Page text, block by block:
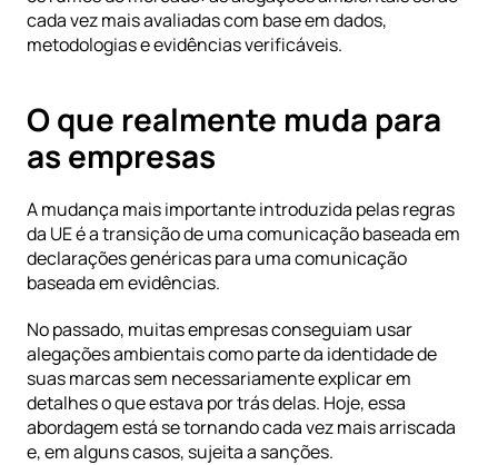
cada vez mais avaliadas com base em dados,
metodologias e evidências verificáveis.
O que realmente muda para
as empresas
A mudança mais importante introduzida pelas regras
da UE é a transição de uma comunicação baseada em
declarações genéricas para uma comunicação
baseada em evidências.
No passado, muitas empresas conseguiam usar
alegações ambientais como parte da identidade de
suas marcas sem necessariamente explicar em
detalhes o que estava por trás delas. Hoje, essa
abordagem está se tornando cada vez mais arriscada
e, em alguns casos, sujeita a sanções.